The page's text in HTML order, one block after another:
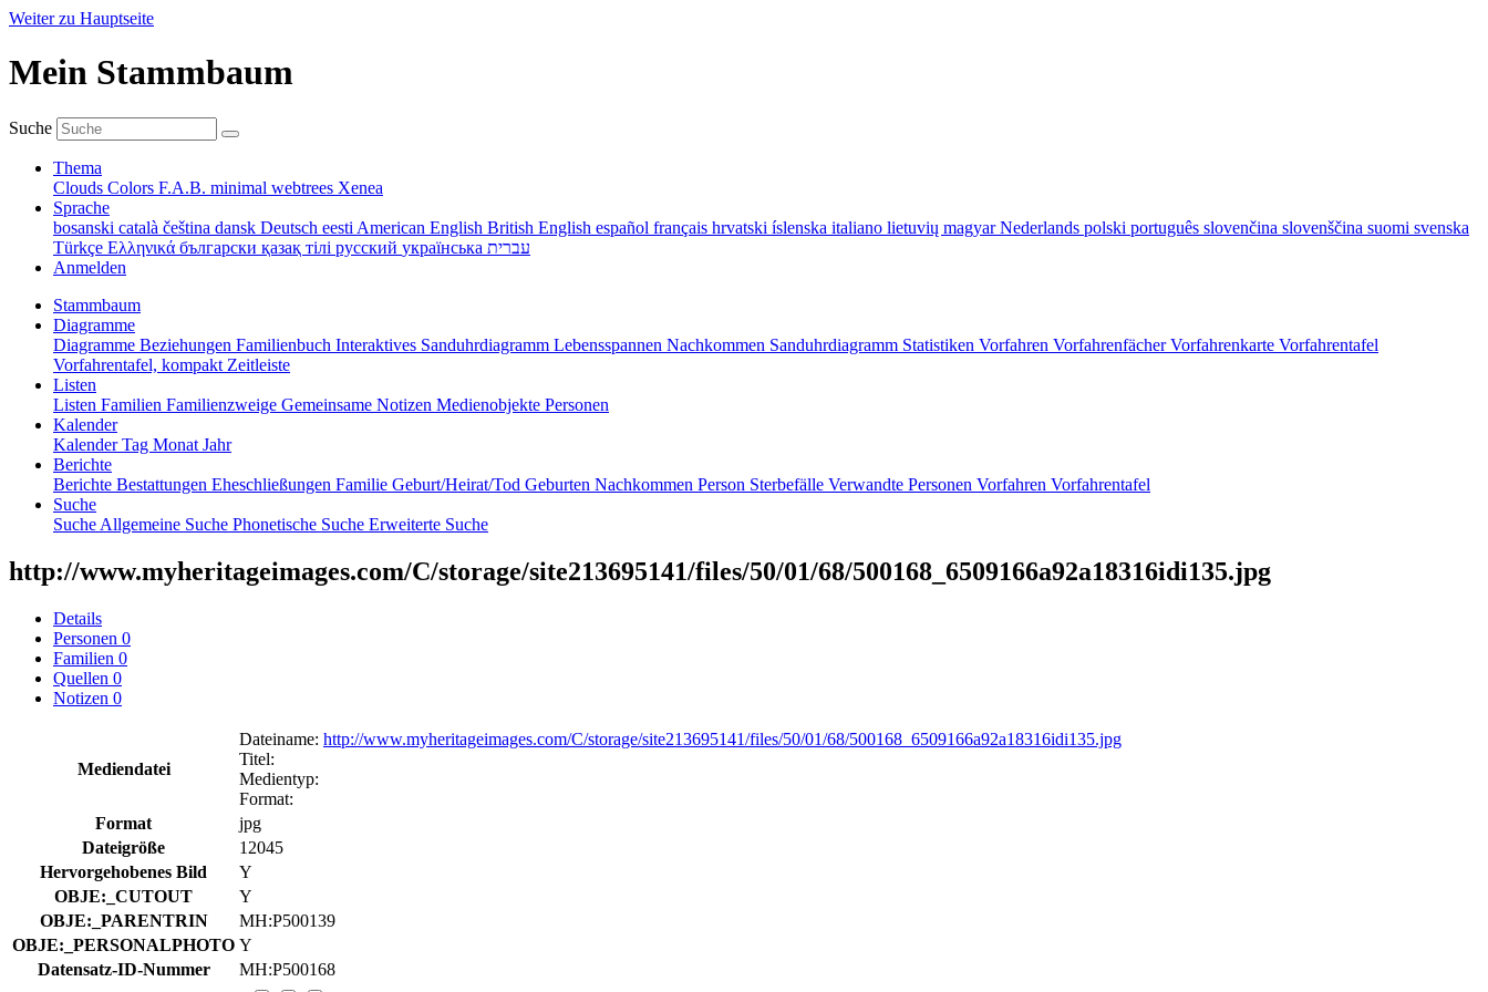
Weiter zu Hauptseite
Mein Stammbaum
Suche
Thema
Clouds Colors F.A.B. minimal webtrees Xenea
Sprache
bosanski català čeština dansk Deutsch eesti American English British English español français hrvatski íslenska italiano lietuvių magyarNederlands polski português slovenčina slovenščina suomi svenska
Türkçe Ελληνικά български қазақ тілі русский українська עברית
Anmelden
Stammbaum
Diagramme
Diagramme Beziehungen Familienbuch Interaktives Sanduhrdiagramm Lebensspannen Nachkommen Sanduhrdiagramm Statistiken Vorfahren VorfahrenfächerVorfahrenkarte Vorfahrentafel
Vorfahrentafel, kompakt Zeitleiste
Listen
Listen Familien Familienzweige Gemeinsame Notizen Medienobjekte Personen
Kalender
KalenderTag Monat Jahr
Berichte
Berichte Bestattungen Eheschließungen Familie Geburt/Heirat/Tod Geburten Nachkommen Person Sterbefälle Verwandte Personen Vorfahren Vorfahrentafel
Suche
Suche Allgemeine Suche Phonetische Suche Erweiterte Suche
http://www.myheritageimages.com/C/storage/site213695141/files/50/01/68/500168_6509166a92a18316idi135.jpg
Details
Personen 0
Familien 0
Quellen 0
Notizen 0
Mediendatei
Dateiname: http://www.myheritageimages.com/C/storage/site213695141/files/50/01/68/500168_6509166a92a18316idi135.jpg
Titel:
Medientyp:
Format:
Format
jpg
Dateigröße
12045
Hervorgehobenes Bild
Y
OBJE:_CUTOUT
Y
OBJE:_PARENTRIN
MH:P500139
OBJE:_PERSONALPHOTO Y
Datensatz-ID-Nummer
MH:P500168